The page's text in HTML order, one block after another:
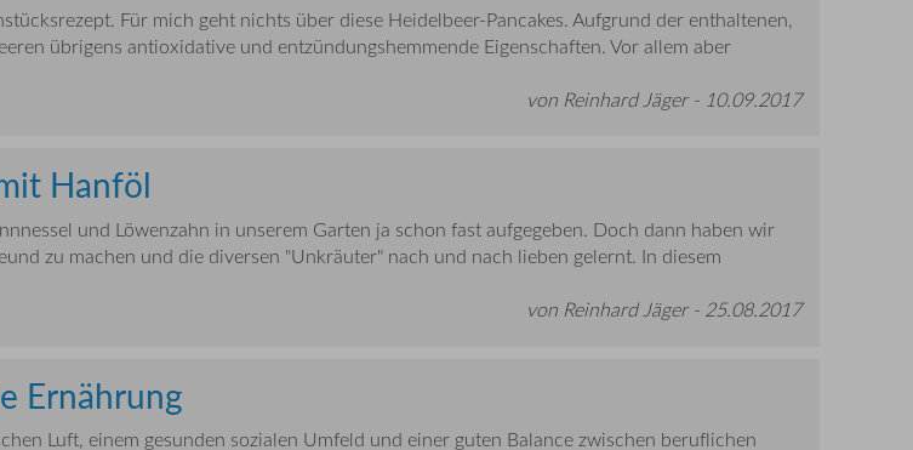
Für mich geht nichts über diese Heidelbeer-Pancakes. Aufgrund der enthaltenen,
übrigens antioxidative und entzündungshemmende Eigenschaften. Vor allem aber
von Reinhard Jäger - 10.09.2017
Hanföl
und Löwenzahn in unserem Garten ja schon fast aufgegeben. Doch dann haben wir
zu machen und die diversen "Unkräuter" nach und nach lieben gelernt. In diesem
von Reinhard Jäger - 25.08.2017
Ernährung
Luft, einem gesunden sozialen Umfeld und einer guten Balance zwischen beruflichen